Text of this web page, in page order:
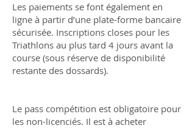
Les paiements se font également en
ligne à partir d’une plate-forme bancaire
sécurisée. Inscriptions closes pour les
Triathlons au plus tard 4 jours avant la
course (sous réserve de disponibilité
restante des dossards).
Le pass compétition est obligatoire pour
les non-licenciés. Il est à acheter